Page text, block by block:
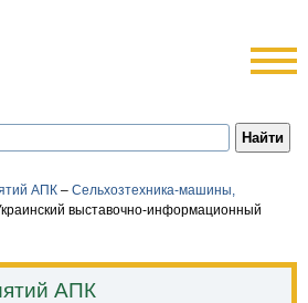
АПК – Сельхозтехника-машины,
выставочно-информационный
АПК